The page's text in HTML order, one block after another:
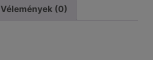
Vélemények (0)